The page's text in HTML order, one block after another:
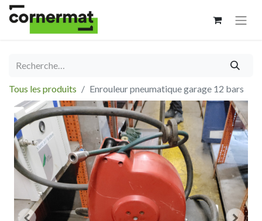
Tous les produits Enrouleur pneumatique garage 12 bars